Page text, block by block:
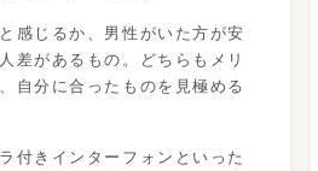
感じるか、男性がいた方が安
差があるもの。どちらもメリ
自分に合ったものを見極める
付きインターフォンといった